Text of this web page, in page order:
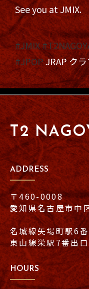
See you at JMIX.
#JMIX
#JPOPJRAP ク
T2
ADDRESS
〒460-0008
愛知県名古屋市
名城線矢場町駅6
東山線栄駅7番出
HOURS